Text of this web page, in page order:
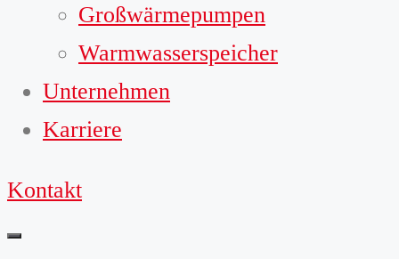
Großwärmepumpen
Warmwasserspeicher
Unternehmen
Karriere
Kontakt